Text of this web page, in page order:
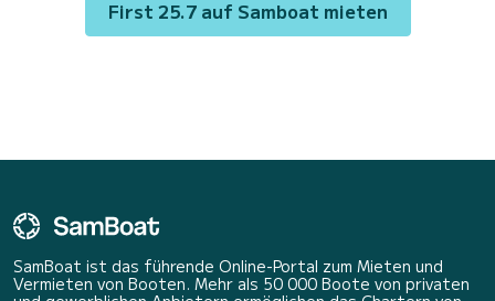
First 25.7 auf Samboat mieten
SamBoat ist das führende Online-Portal zum Mieten und
Vermieten von Booten. Mehr als 50 000 Boote von privaten